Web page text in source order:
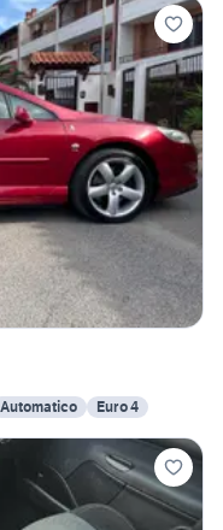
Automatico Euro 4